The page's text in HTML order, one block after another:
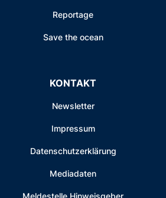
Reportage
Save the ocean
KONTAKT
Newsletter
Impressum
Datenschutzerklärung
Mediadaten